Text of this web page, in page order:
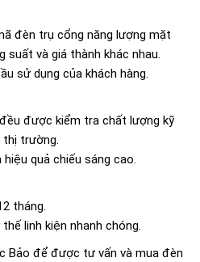
đèn trụ cổng năng lượng mặt
suất và giá thành khác nhau.
sử dụng của khách hàng.
được kiểm tra chất lượng kỹ
thị trường.
quả chiếu sáng cao.
tháng.
linh kiện nhanh chóng.
Bảo để được tư vấn và mua đèn